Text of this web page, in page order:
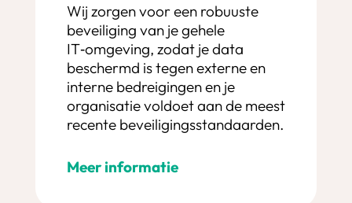
Wij zorgen voor een robuuste
beveiliging van je gehele
IT‑omgeving, zodat je data
beschermd is tegen externe en
interne bedreigingen en je
organisatie voldoet aan de meest
recente beveiligingsstandaarden.
Meer informatie